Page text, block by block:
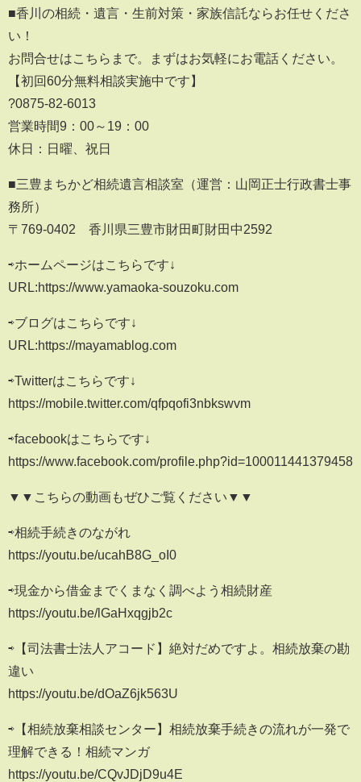
■香川の相続・遺言・生前対策・家族信託ならお任せくださ
い！
お問合せはこちらまで。まずはお気軽にお電話ください。
【初回60分無料相談実施中です】
?0875-82-6013
営業時間9：00～19：00
休日：日曜、祝日
■三豊まちかど相続遺言相談室（運営：山岡正士行政書士事
務所）
〒769-0402 香川県三豊市財田町財田中2592
⇨ホームページはこちらです↓
URL:https://www.yamaoka-souzoku.com
⇨ブログはこちらです↓
URL:https://mayamablog.com
⇨Twitterはこちらです↓
https://mobile.twitter.com/qfpqofi3nbkswvm
⇨facebookはこちらです↓
https://www.facebook.com/profile.php?id=100011441379458
▼▼こちらの動画もぜひご覧ください▼▼
⇨相続手続きのながれ
https://youtu.be/ucahB8G_oI0
⇨現金から借金までくまなく調べよう相続財産
https://youtu.be/lGaHxqgjb2c
⇨【司法書士法人アコード】絶対だめですよ。相続放棄の勘
違い
https://youtu.be/dOaZ6jk563U
⇨【相続放棄相談センター】相続放棄手続きの流れが一発で
理解できる！相続マンガ
https://youtu.be/CQvJDjD9u4E